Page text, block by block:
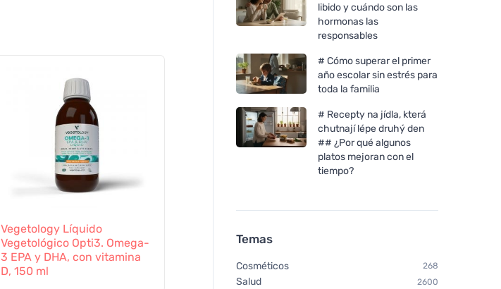
Vegetology Líquido
Vegetológico Opti3. Omega-
3 EPA y DHA, con vitamina
D, 150 ml
EPA & DHA con vitamina D
libido y cuándo son las
hormonas las
responsables
# Cómo superar el primer
año escolar sin estrés para
toda la familia
# Recepty na jídla, která
chutnají lépe druhý den
## ¿Por qué algunos
platos mejoran con el
tiempo?
Temas
Cosméticos 268
Salud 2600